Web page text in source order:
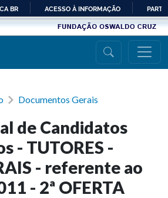
PARA
BR ACESSO À INFORMAÇÃO
Documentos Gerais
de Candidatos
- TUTORES -
- referente ao
- 2ª OFERTA